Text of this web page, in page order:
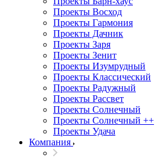
Проекты Восход
Проекты Гармония
Проекты Дачник
Проекты Заря
Проекты Зенит
Проекты Изумрудный
Проекты Классический
Проекты Радужный
Проекты Рассвет
Проекты Солнечный
Проекты Солнечный ++
Проекты Удача
Компания